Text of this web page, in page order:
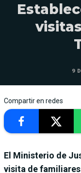
9
Compartir en redes
El Ministerio de
visita de familiares